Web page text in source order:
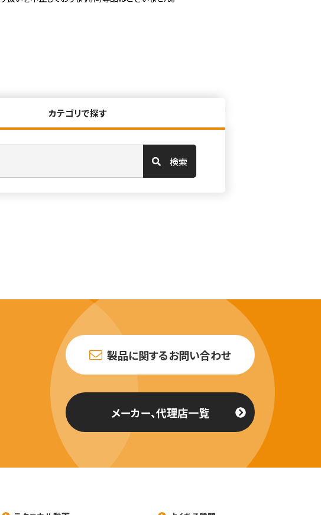
カテゴリで探す
検索
製品に関するお問い合わせ
メーカー、代理店一覧